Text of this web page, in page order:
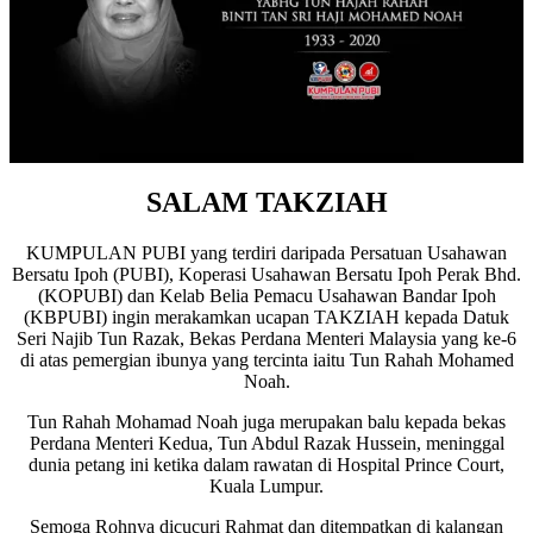
SALAM TAKZIAH
KUMPULAN PUBI yang terdiri daripada Persatuan Usahawan
Bersatu Ipoh (PUBI), Koperasi Usahawan Bersatu Ipoh Perak Bhd.
(KOPUBI) dan Kelab Belia Pemacu Usahawan Bandar Ipoh
(KBPUBI) ingin merakamkan ucapan TAKZIAH kepada Datuk
Seri Najib Tun Razak, Bekas Perdana Menteri Malaysia yang ke-6
di atas pemergian ibunya yang tercinta iaitu Tun Rahah Mohamed
Noah.
Tun Rahah Mohamad Noah juga merupakan balu kepada bekas
Perdana Menteri Kedua, Tun Abdul Razak Hussein, meninggal
dunia petang ini ketika dalam rawatan di Hospital Prince Court,
Kuala Lumpur.
Semoga Rohnya dicucuri Rahmat dan ditempatkan di kalangan